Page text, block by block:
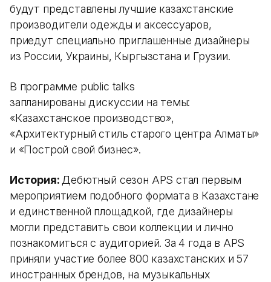
будут представлены лучшие казахстанские
производители одежды и аксессуаров,
приедут специально приглашенные дизайнеры
из России, Украины, Кыргызстана и Грузии.
В программе public talks
запланированы дискуссии на темы:
«Казахстанское производство»,
«Архитектурный стиль старого центра Алматы»
и «Построй свой бизнес».
История: Дебютный сезон APS стал первым
мероприятием подобного формата в Казахстане
и единственной площадкой, где дизайнеры
могли представить свои коллекции и лично
познакомиться с аудиторией. За 4 года в APS
приняли участие более 800 казахстанских и 57
иностранных брендов, на музыкальных